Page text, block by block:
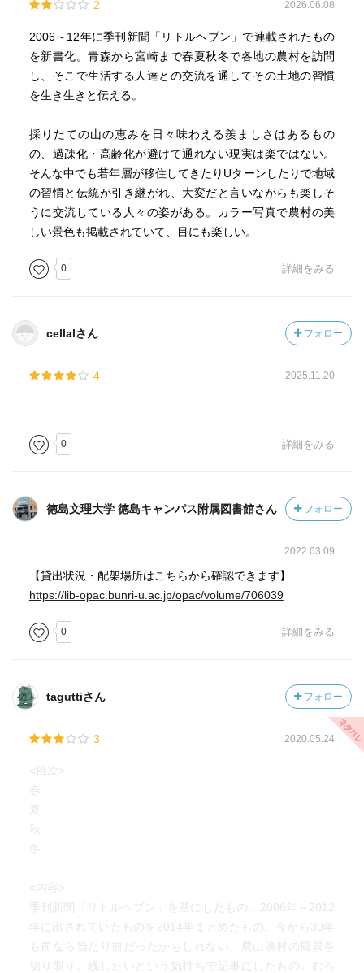
2 2026.06.08
2006～12年に季刊新聞「リトルヘブン」で連載されたもの
を新書化。青森から宮崎まで春夏秋冬で各地の農村を訪問
し、そこで生活する人達との交流を通してその土地の習慣
を生き生きと伝える。
採りたての山の恵みを日々味わえる羨ましさはあるもの
の、過疎化・高齢化が避けて通れない現実は楽ではない。
そんな中でも若年層が移住してきたりUターンしたりで地域
の習慣と伝統が引き継がれ、大変だと言いながらも楽しそ
うに交流している人々の姿がある。カラー写真で農村の美
しい景色も掲載されていて、目にも楽しい。
0 詳細をみる
cellalさん フォロー
4 2025.11.20
0 詳細をみる
徳島文理大学 徳島キャンパス附属図書館さん フォロー
2022.03.09
【貸出状況・配架場所はこちらから確認できます】
https://lib-opac.bunri-u.ac.jp/opac/volume/706039
0 詳細をみる
taguttiさん フォロー
3 2020.05.24
<目次>
春
夏
秋
冬
<内容>
季刊新聞「リトルヘブン」を基にしたもの。2006年～2012
年に出されていたものを2014年まとめたもの。今から30年
も前なら当たり前だったかもしれない、農山漁村の風景を
切り取り、残したいという気持ちで記事にしたもの。むろ